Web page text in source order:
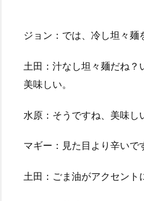
ジョン：では、冷し坦々麺
土田：汁なし坦々麺だね？
美味しい。
水原：そうですね、美味し
マギー：見た目より辛い
土田：ごま油がアクセント